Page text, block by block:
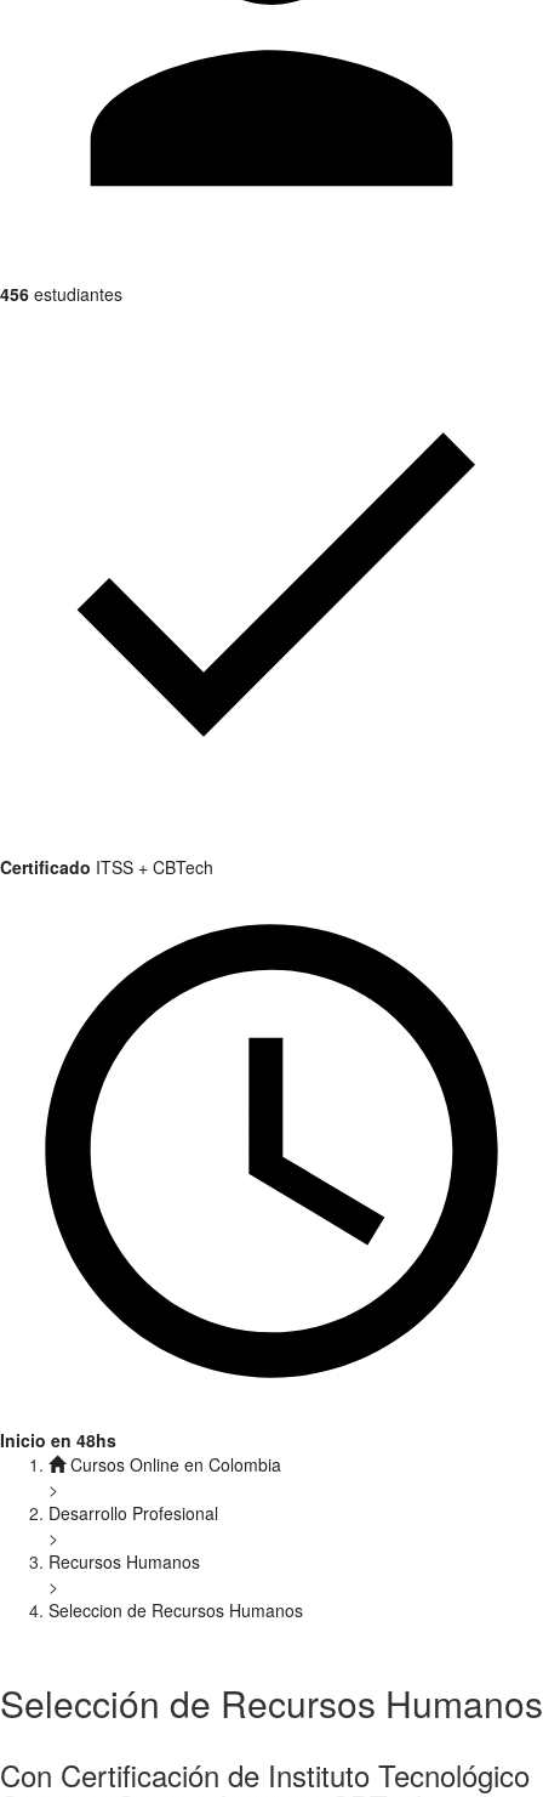
456 estudiantes
Certificado ITSS + CBTech
Inicio en 48hs
Cursos Online en Colombia
>
Desarrollo Profesional
>
Recursos Humanos
>
Seleccion de Recursos Humanos
Selección de Recursos Humanos
Con Certificación de Instituto Tecnológico